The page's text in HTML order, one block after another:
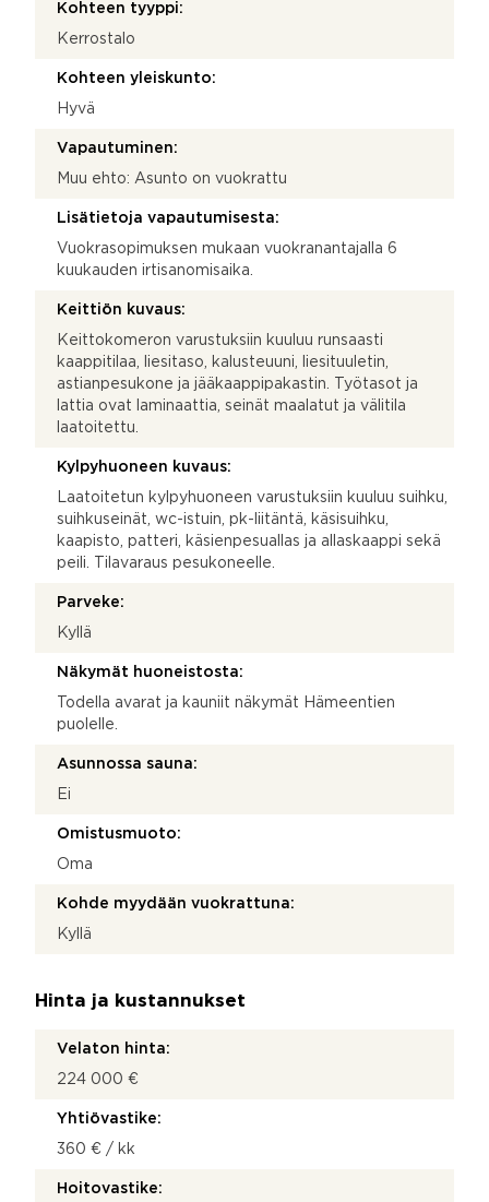
Kohteen tyyppi:
Kerrostalo
Kohteen yleiskunto:
Hyvä
Vapautuminen:
Muu ehto: Asunto on vuokrattu
Lisätietoja vapautumisesta:
Vuokrasopimuksen mukaan vuokranantajalla 6
kuukauden irtisanomisaika.
Keittiön kuvaus:
Keittokomeron varustuksiin kuuluu runsaasti
kaappitilaa, liesitaso, kalusteuuni, liesituuletin,
astianpesukone ja jääkaappipakastin. Työtasot ja
lattia ovat laminaattia, seinät maalatut ja välitila
laatoitettu.
Kylpyhuoneen kuvaus:
Laatoitetun kylpyhuoneen varustuksiin kuuluu suihku,
suihkuseinät, wc-istuin, pk-liitäntä, käsisuihku,
kaapisto, patteri, käsienpesuallas ja allaskaappi sekä
peili. Tilavaraus pesukoneelle.
Parveke:
Kyllä
Näkymät huoneistosta:
Todella avarat ja kauniit näkymät Hämeentien
puolelle.
Asunnossa sauna:
Ei
Omistusmuoto:
Oma
Kohde myydään vuokrattuna:
Kyllä
Hinta ja kustannukset
Velaton hinta:
224 000 €
Yhtiövastike:
360 € / kk
Hoitovastike: